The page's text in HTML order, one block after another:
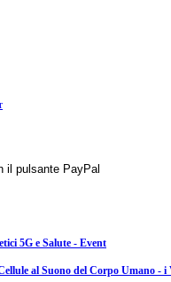
5G e Salute - Event
al Suono del Corpo Umano - i